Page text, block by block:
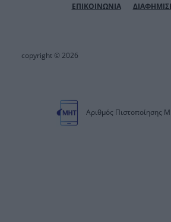
ΕΠΙΚΟΙΝΩΝΙΑ
copyright © 2026
Αριθμός Πιστοποίησης